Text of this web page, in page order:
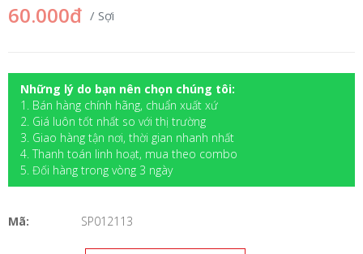
60.000đ / Sợi
Những lý do bạn nên chọn chúng tôi:
1. Bán hàng chính hãng, chuẩn xuất xứ
2. Giá luôn tốt nhất so với thị trường
3. Giao hàng tận nơi, thời gian nhanh nhất
4. Thanh toán linh hoạt, mua theo combo
5. Đối hàng trong vòng 3 ngày
Mã: SP012113